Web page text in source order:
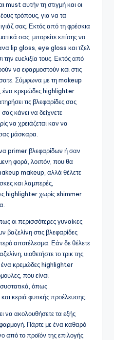
αυτήν τη στιγμή και οι
τρόπους, για να τα
σας. Εκτός από τη φρέσκια
σας, μπορείτε επίσης να
lip gloss, eye gloss και τζελ
την ευελιξία τους. Εκτός από
να εφαρμοστούν και στις
Σύμφωνα με τη makeup
κρεμώδες highlighter
τις βλεφαρίδες σας
κάνει να δείχνετε
να χρειάζεται καν να
μάσκαρα.
primer βλεφαρίδων ή σαν
φορά, λοιπόν, που θα
makeup, αλλά θέλετε
και λαμπερές,
highlighter χωρίς shimmer
οι περισσότερες γυναίκες
βαζελίνη στις βλεφαρίδες
αποτέλεσμα. Εάν δε θέλετε
υιοθετήστε το τρικ της
κρεμώδες highlighter
που είναι
όπως
κεριά φυτικής προέλευσης.
να ακολουθήσετε τα εξής
Πάρτε με ένα καθαρό
από το προϊόν της επιλογής